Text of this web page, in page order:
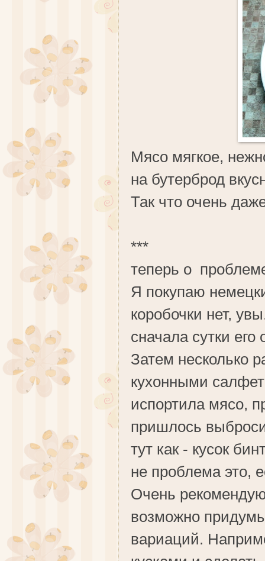
Мясо мягкое,
на бутерброд
Так что очень
***
теперь о
Я покупаю
коробочки нет,
сначала сутки
Затем несколько
кухонными
испортила мясо,
пришлось
тут как - кусок
не проблема это,
Очень
возможно
вариаций.